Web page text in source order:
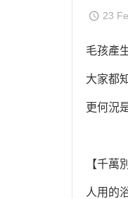
23
毛孩產
大家都
更何況
【千萬
人用的